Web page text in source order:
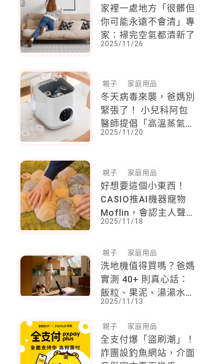
家裡一處地方「很髒但
你可能永遠不會清」專
家：掃完空氣都清新了
2025/11/26
親子 家庭用品
冬天病毒來襲，爸媽別
緊張了！ 小兒科阿包
醫師提倡「高溫蒸氣消
毒，擊垮病毒破口」
46折優惠組合！洗地機
&洗奶瓶機，從地到口
極至安全消毒「蒸。安
心」！
2025/11/20
親子 家庭用品
好想要這個小東西！
CASIO推AI機器寵物
Moflin，會認主人聲音
還能養成400多萬種個
2025/11/18
親子 家庭用品
洗地機值得買嗎？爸媽
實測 40+ 則真心話：
飯粒、果泥、湯湯水水
到底清不清得起來？
2025/11/13
親子 家庭用品
全支付爆「盜刷潮」！
詐團設釣魚網站，介面